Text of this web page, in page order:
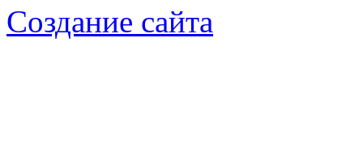
Создание сайта